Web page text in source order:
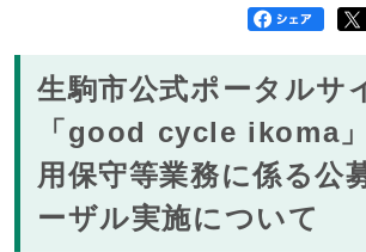
生駒市公式ポータルサ
「good cycle ikoma
用保守等業務に係る公
ーザル実施について